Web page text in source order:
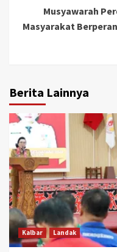
Musyawarah
Masyarakat
Berita Lainnya
Kalbar Landak